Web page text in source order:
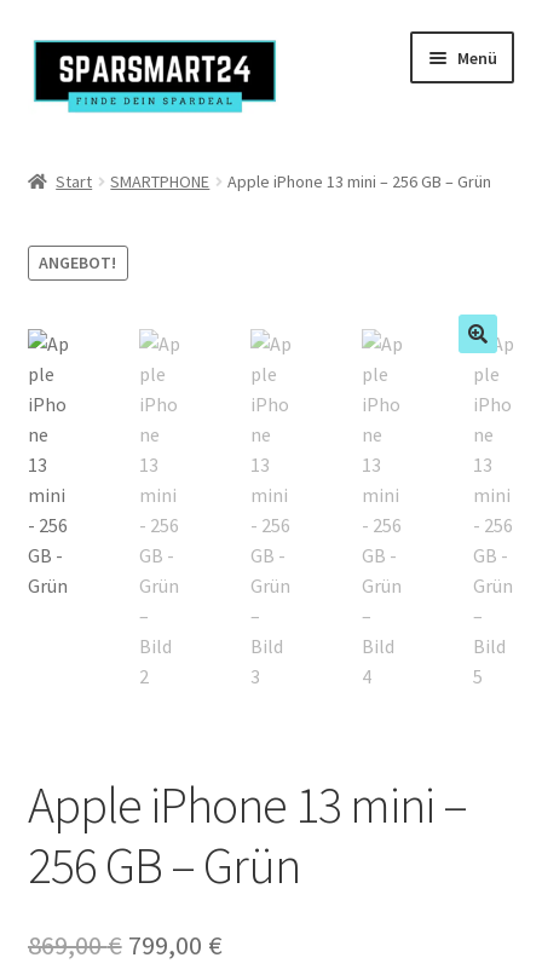
Zur
Navigation
springen
Zum
Inhalt
springen
Menü
Mein Konto
Start SMARTPHONE Apple iPhone 13 mini – 256 GB – Grün
ANGEBOT!
Apple iPhone 13 mini –
256 GB – Grün
869,00€ Ursprünglicher
799,00 €Aktueller